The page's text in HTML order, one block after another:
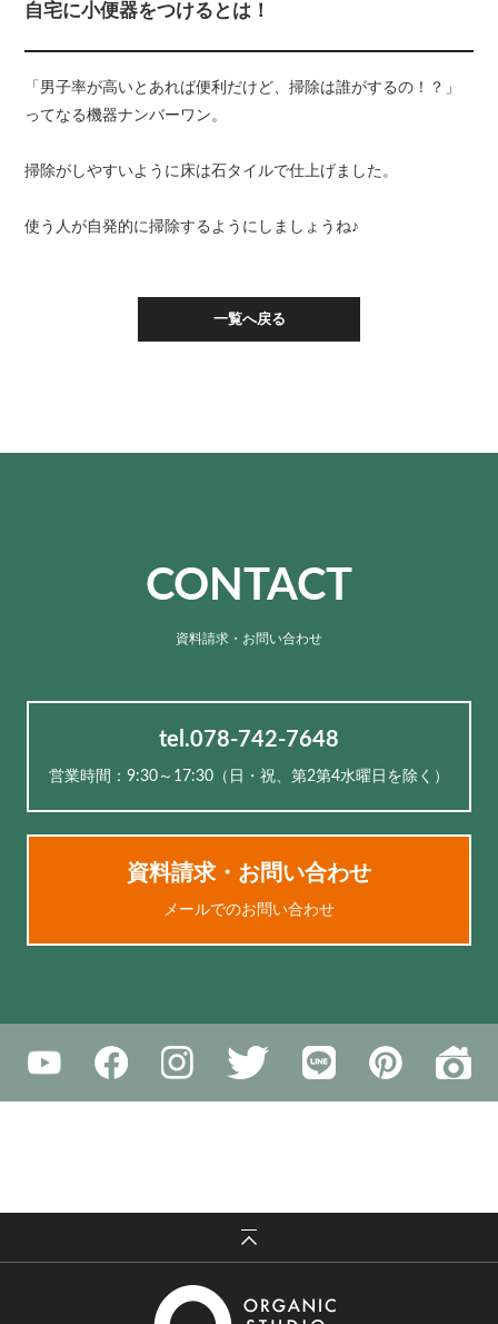
自宅に小便器をつけるとは！
「男子率が高いとあれば便利だけど、掃除は誰がするの！？」
ってなる機器ナンバーワン。
掃除がしやすいように床は石タイルで仕上げました。
使う人が自発的に掃除するようにしましょうね♪
一覧へ戻る
CONTACT
資料請求・お問い合わせ
tel.078-742-7648
営業時間：9:30～17:30（⽇・祝、第2第4水曜日を除く）
資料請求・お問い合わせ
メールでのお問い合わせ